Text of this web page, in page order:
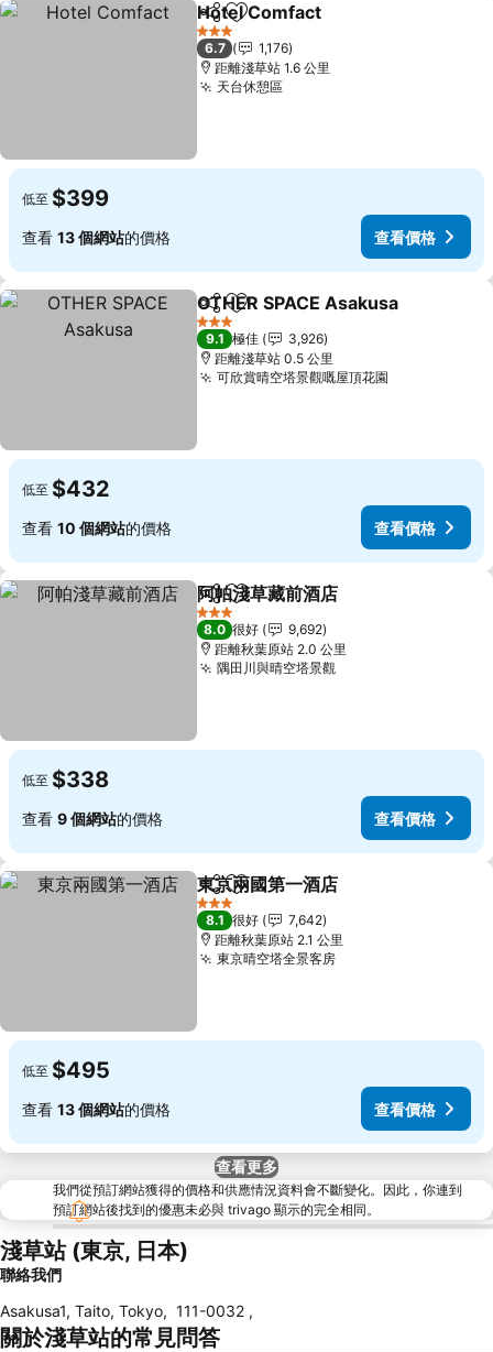
分享 放到收藏夾
Hotel Comfact
3 星級
6.7
1,176
距離淺草站 1.6 公里
天台休憩區
低至 $399
查看 13 個網站的價格 查看價格
分享 放到收藏夾
OTHER SPACE Asakusa
3 星級
9.1 極佳
3,926
距離淺草站 0.5 公里
可欣賞晴空塔景觀嘅屋頂花園
低至 $432
查看 10 個網站的價格 查看價格
分享 放到收藏夾
阿帕淺草藏前酒店
3 星級
8.0 很好
9,692
距離秋葉原站 2.0 公里
隅田川與晴空塔景觀
低至 $338
查看 9 個網站的價格 查看價格
分享 放到收藏夾
東京兩國第一酒店
3 星級
8.1 很好
7,642
距離秋葉原站 2.1 公里
東京晴空塔全景客房
低至 $495
查看 13 個網站的價格 查看價格
查看更多
我們從預訂網站獲得的價格和供應情況資料會不斷變化。因此，你連到
預訂網站後找到的優惠未必與 trivago 顯示的完全相同。
淺草站 (東京, 日本)
聯絡我們
Asakusa1, Taito, Tokyo, 111-0032 ,
關於淺草站的常見問答